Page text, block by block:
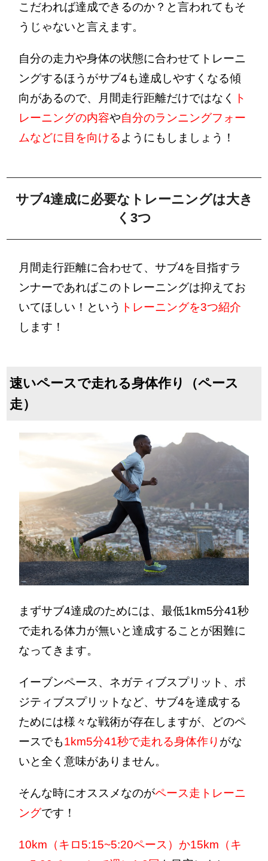
こだわれば達成できるのか？と言われてもそ
うじゃないと言えます。
自分の走力や身体の状態に合わせてトレーニ
ングするほうがサブ4も達成しやすくなる傾
向があるので、月間走行距離だけではなく
ト
レーニングの内容や自分のランニングフォー
ムなどに目を向けるようにもしましょう！
サブ4達成に必要なトレーニングは大き
く3つ
月間走行距離に合わせて、サブ4を目指すラ
ンナーであればこのトレーニングは抑えてお
いてほしい！という トレーニングを3つ紹介
します！
速いペースで走れる身体作り（ペース
走）
まずサブ4達成のためには、最低1km5分41秒
で走れる体力が無いと達成することが困難に
なってきます。
イーブンペース、ネガティブスプリット、ポ
ジティブスプリットなど、サブ4を達成する
ためには様々な戦術が存在しますが、どのペ
ースでも1km5分41秒で走れる身体作り がな
いと全く意味がありません。
そんな時にオススメなのがペース走トレーニ
ングです！
10km（キロ5:15~5:20ペース）か15km（キ